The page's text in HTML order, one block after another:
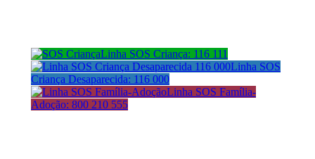
Linha SOS Criança: 116 111
Linha SOS
Criança Desaparecida: 116 000
Linha SOS Família-
Adoção: 800 210 555